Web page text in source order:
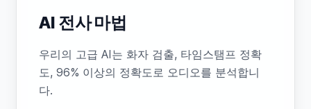
AI 전사 마법
우리의 고급 AI는 화자 검출, 타임스탬프 정확
도, 96% 이상의 정확도로 오디오를 분석합니
다.